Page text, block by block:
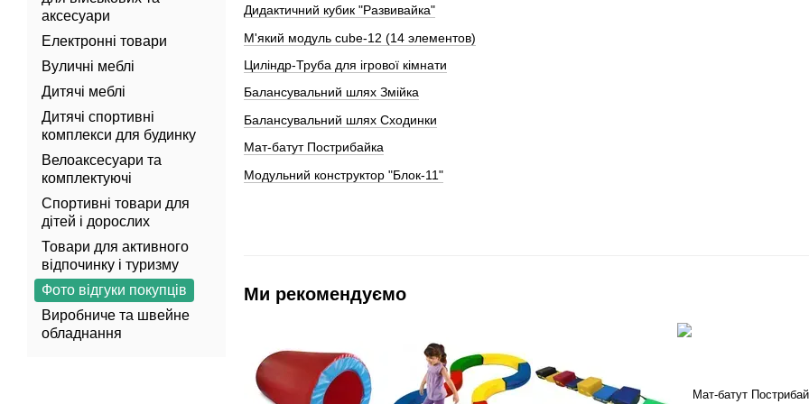
Дидактичний кубик "Развивайка"
М'який модуль cube-12 (14 элементов)
Циліндр-Труба для ігрової кімнати
Балансувальний шлях Змійка
Балансувальний шлях Сходинки
Мат-батут Пострибайка
Модульний конструктор "Блок-11"
Ми рекомендуємо
аксесуари
Електронні товари
Вуличні меблі
Дитячі меблі
Дитячі спортивні
комплекси для будинку
Велоаксесуари та
комплектуючі
Спортивні товари для
дітей і дорослих
Товари для активного
відпочинку і туризму
Фото відгуки покупців
Виробниче та швейне
обладнання